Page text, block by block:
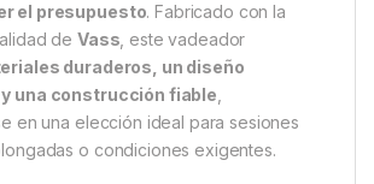
el presupuesto. Fabricado con la
de Vass , este vadeador
duraderos, un diseño
una construcción fiable
en una elección ideal para sesiones
o condiciones exigentes.